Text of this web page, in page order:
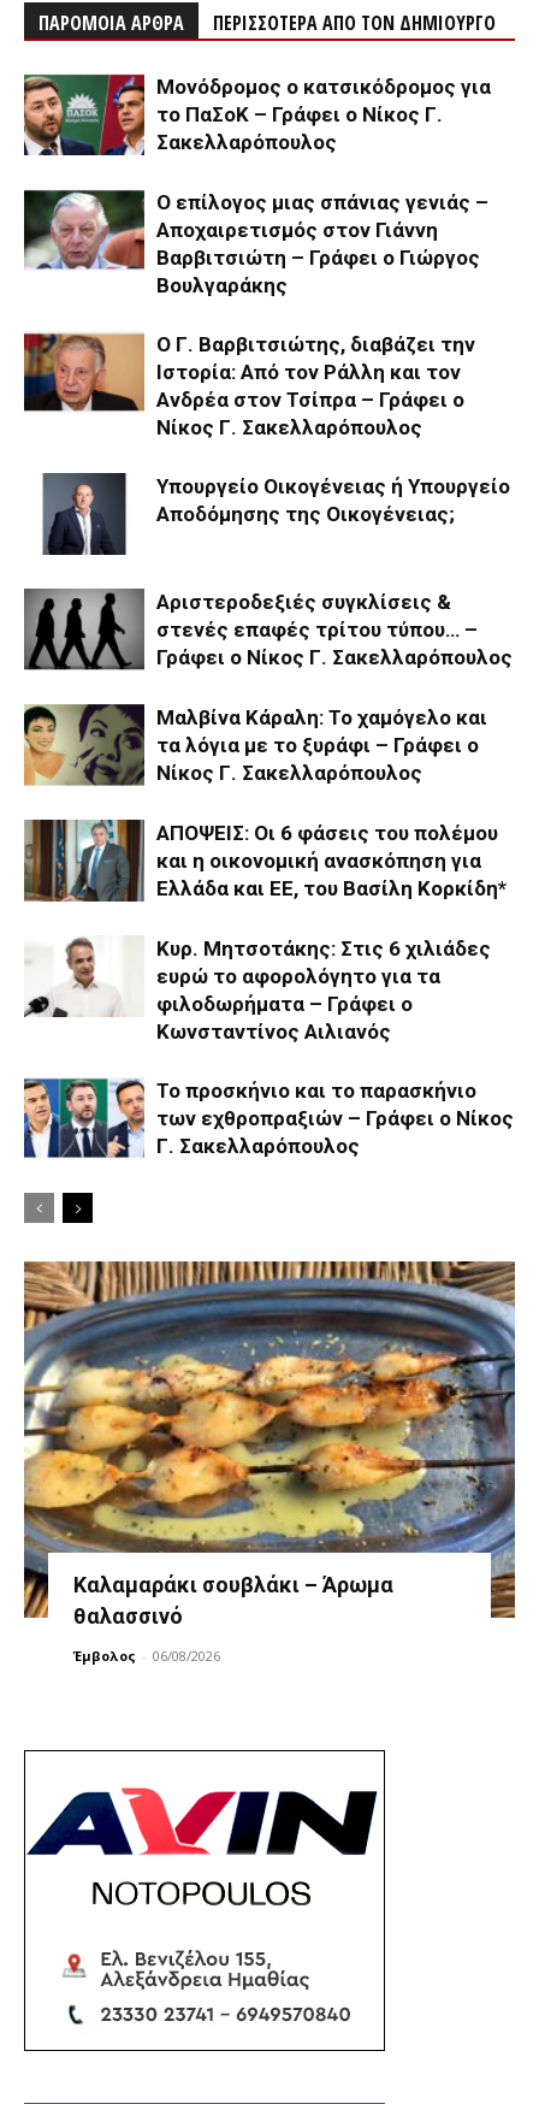
ΠΑΡΟΜΟΙΑ ΑΡΘΡΑ ΠΕΡΙΣΣΟΤΕΡΑ ΑΠΟ ΤΟΝ ΔΗΜΙΟΥΡΓΟ
Μονόδρομος ο κατσικόδρομος για
το ΠαΣοΚ – Γράφει ο Νίκος Γ.
Σακελλαρόπουλος
Ο επίλογος μιας σπάνιας γενιάς –
Αποχαιρετισμός στον Γιάννη
Βαρβιτσιώτη – Γράφει ο Γιώργος
Βουλγαράκης
Ο Γ. Βαρβιτσιώτης, διαβάζει την
Ιστορία: Από τον Ράλλη και τον
Ανδρέα στον Τσίπρα – Γράφει ο
Νίκος Γ. Σακελλαρόπουλος
Υπουργείο Οικογένειας ή Υπουργείο
Αποδόμησης της Οικογένειας;
Αριστεροδεξιές συγκλίσεις &
στενές επαφές τρίτου τύπου… –
Γράφει ο Νίκος Γ. Σακελλαρόπουλος
Μαλβίνα Κάραλη: Το χαμόγελο και
τα λόγια με το ξυράφι – Γράφει ο
Νίκος Γ. Σακελλαρόπουλος
ΑΠΟΨΕΙΣ: Οι 6 φάσεις του πολέμου
και η οικονομική ανασκόπηση για
Ελλάδα και ΕΕ, του Βασίλη Κορκίδη*
Κυρ. Μητσοτάκης: Στις 6 χιλιάδες
ευρώ το αφορολόγητο για τα
φιλοδωρήματα – Γράφει ο
Κωνσταντίνος Αιλιανός
Το προσκήνιο και το παρασκήνιο
των εχθροπραξιών – Γράφει ο Νίκος
Γ. Σακελλαρόπουλος
Καλαμαράκι σουβλάκι – Άρωμα
θαλασσινό
Έμβολος - 06/08/2026